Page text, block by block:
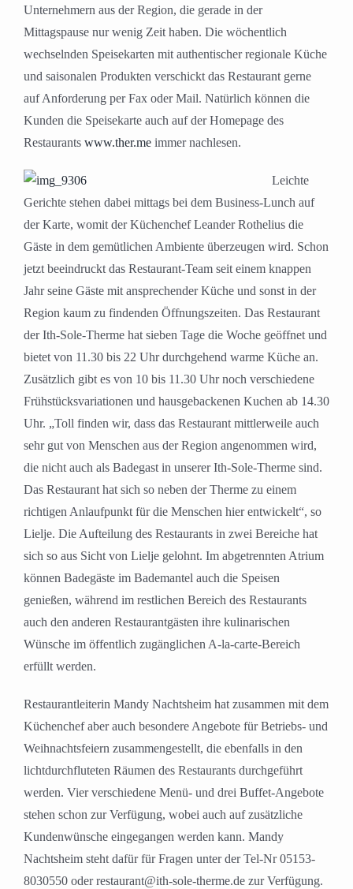
Unternehmern aus der Region, die gerade in der
Mittagspause nur wenig Zeit haben. Die wöchentlich
wechselnden Speisekarten mit authentischer regionale Küche
und saisonalen Produkten verschickt das Restaurant gerne
auf Anforderung per Fax oder Mail. Natürlich können die
Kunden die Speisekarte auch auf der Homepage des
Restaurants www.ther.me immer nachlesen.
Leichte
Gerichte stehen dabei mittags bei dem Business-Lunch auf
der Karte, womit der Küchenchef Leander Rothelius die
Gäste in dem gemütlichen Ambiente überzeugen wird. Schon
jetzt beeindruckt das Restaurant-Team seit einem knappen
Jahr seine Gäste mit ansprechender Küche und sonst in der
Region kaum zu findenden Öffnungszeiten. Das Restaurant
der Ith-Sole-Therme hat sieben Tage die Woche geöffnet und
bietet von 11.30 bis 22 Uhr durchgehend warme Küche an.
Zusätzlich gibt es von 10 bis 11.30 Uhr noch verschiedene
Frühstücksvariationen und hausgebackenen Kuchen ab 14.30
Uhr. „Toll finden wir, dass das Restaurant mittlerweile auch
sehr gut von Menschen aus der Region angenommen wird,
die nicht auch als Badegast in unserer Ith-Sole-Therme sind.
Das Restaurant hat sich so neben der Therme zu einem
richtigen Anlaufpunkt für die Menschen hier entwickelt“, so
Lielje. Die Aufteilung des Restaurants in zwei Bereiche hat
sich so aus Sicht von Lielje gelohnt. Im abgetrennten Atrium
können Badegäste im Bademantel auch die Speisen
genießen, während im restlichen Bereich des Restaurants
auch den anderen Restaurantgästen ihre kulinarischen
Wünsche im öffentlich zugänglichen A-la-carte-Bereich
erfüllt werden.
Restaurantleiterin Mandy Nachtsheim hat zusammen mit dem
Küchenchef aber auch besondere Angebote für Betriebs- und
Weihnachtsfeiern zusammengestellt, die ebenfalls in den
lichtdurchfluteten Räumen des Restaurants durchgeführt
werden. Vier verschiedene Menü- und drei Buffet-Angebote
stehen schon zur Verfügung, wobei auch auf zusätzliche
Kundenwünsche eingegangen werden kann. Mandy
Nachtsheim steht dafür für Fragen unter der Tel-Nr 05153-
8030550 oder restaurant@ith-sole-therme.de zur Verfügung.